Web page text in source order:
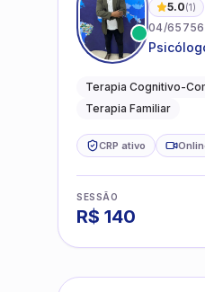
5.0(1)
04/65756
e
Terapia Cognitivo-
Terapia Familiar
CRP ativo
SESSÃO
R$ 140